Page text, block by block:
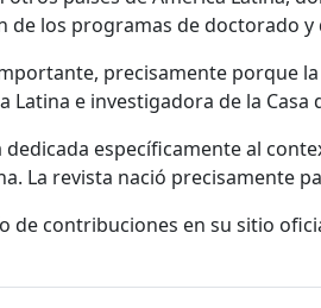
los programas de doctorado
precisamente porque
e investigadora de la Casa
específicamente al
La revista nació precisamente
de contribuciones en su sitio